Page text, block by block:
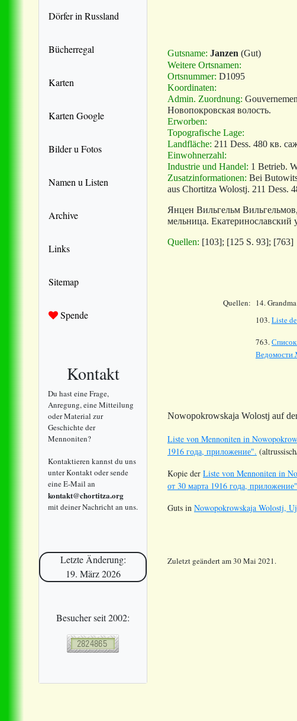
Dörfer in Russland
Bücherregal
Karten
Karten Google
Bilder u Fotos
Namen u Listen
Archive
Links
Sitemap
Spende
Kontakt
Du hast eine Frage,
Anregung, eine Mitteilung
oder Material zur
Geschichte der
Mennoniten?
Kontaktieren kannst du uns
unter Kontakt oder sende
eine E-Mail an
kontakt@chortitza.org
mit deiner Nachricht an uns.
Letzte Änderung:
19. März 2026
Besucher seit 2002:
Gutsname: Janzen (Gut)
Weitere Ortsnamen:
Ortsnummer: D1095
Koordinaten:
Admin. Zuordnung:
Новопокровская волость.
Erworben:
Topografische Lage:
Landfläche: 211 Dess. 480 кв.
Einwohnerzahl:
Industrie und Handel: 1 Betrieb.
Zusatzinformationen: Bei
aus Chortitza Wolostj. 211 Dess.
Янцен Вильгельм
мельница. Екатеринославский
Quellen: [103]; [125 S. 93]; [763]
Quellen: 14.
103.Liste
763.
Ведомости
Nowopokrowskaja Wolostj auf
Liste von Mennoniten in
1916 года, приложение".
Kopie der Liste von Mennoniten in
от 30 марта 1916 года,
Guts in Nowopokrowskaja Wolostj,
Zuletzt geändert am 30 Mai 2021.